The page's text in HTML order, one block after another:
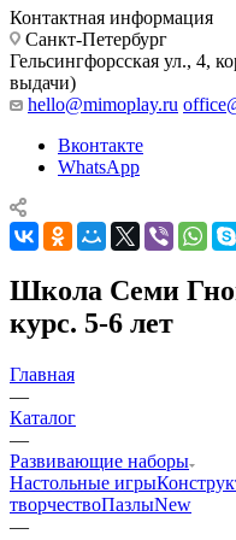
Контактная информация
Санкт-Петербург
Гельсингфорсская ул., 4,
выдачи)
hello@mimoplay.ru
Вконтакте
WhatsApp
Школа Семи
курс. 5-6 лет
Главная
—
Каталог
—
Развивающие наборы
Настольные игры
творчествоПазлыNew
—